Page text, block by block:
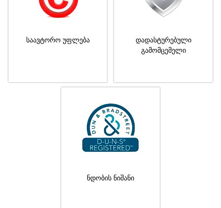
საავტორო უფლება
დადასტურებული
გამომცემელი
ნდობის ნიშანი